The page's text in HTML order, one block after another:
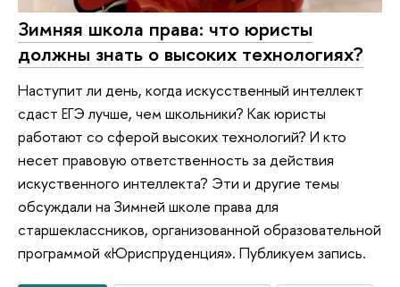
Зимняя школа права: что юристы
должны знать о высоких технологиях?
Наступит ли день, когда искусственный интеллект
сдаст ЕГЭ лучше, чем школьники? Как юристы
работают со сферой высоких технологий? И кто
несет правовую ответственность за действия
искуственного интеллекта? Эти и другие темы
обсуждали на Зимней школе права для
старшеклассников, организованной образовательной
программой «Юриспруденция». Публикуем запись.